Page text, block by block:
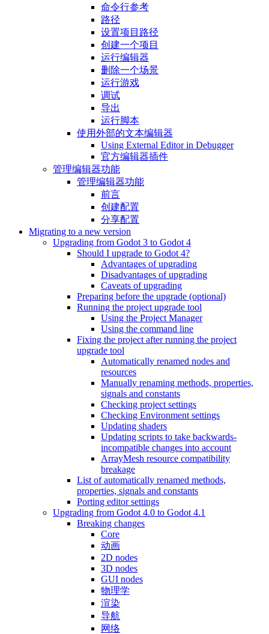
命令行参考
路径
设置项目路径
创建一个项目
运行编辑器
删除一个场景
运行游戏
调试
导出
运行脚本
使用外部的文本编辑器
Using External Editor in Debugger
官方编辑器插件
管理编辑器功能
管理编辑器功能
前言
创建配置
分享配置
Migrating to a new version
Upgrading from Godot 3 to Godot 4
Should I upgrade to Godot 4?
Advantages of upgrading
Disadvantages of upgrading
Caveats of upgrading
Preparing before the upgrade (optional)
Running the project upgrade tool
Using the Project Manager
Using the command line
Fixing the project after running the project
upgrade tool
Automatically renamed nodes and
resources
Manually renaming methods, properties,
signals and constants
Checking project settings
Checking Environment settings
Updating shaders
Updating scripts to take backwards-
incompatible changes into account
ArrayMesh resource compatibility
breakage
List of automatically renamed methods,
properties, signals and constants
Porting editor settings
Upgrading from Godot 4.0 to Godot 4.1
Breaking changes
Core
动画
2D nodes
3D nodes
GUI nodes
物理学
渲染
导航
网络